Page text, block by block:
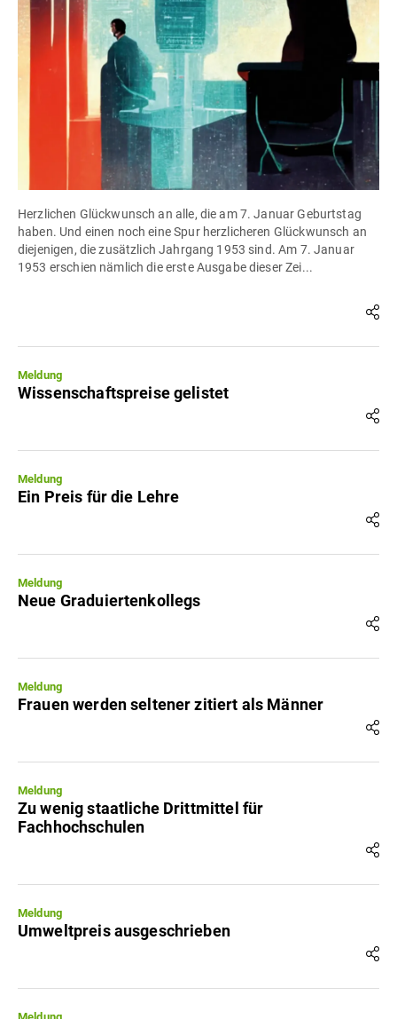
Herzlichen Glückwunsch an alle, die am 7. Januar Geburtstag
haben. Und einen noch eine Spur herzlicheren Glückwunsch an
diejenigen, die zusätzlich Jahrgang 1953 sind. Am 7. Januar
1953 erschien nämlich die erste Ausgabe dieser Zei...
Meldung
Wissenschaftspreise gelistet
Meldung
Ein Preis für die Lehre
Meldung
Neue Graduiertenkollegs
Meldung
Frauen werden seltener zitiert als Männer
Meldung
Zu wenig staatliche Drittmittel für
Fachhochschulen
Meldung
Umweltpreis ausgeschrieben